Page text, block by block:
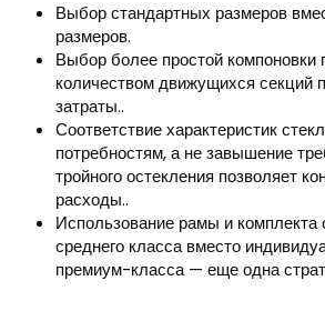
Выбор стандартных размеров
размеров.
Выбор более простой
количеством движущихся секций
затраты..
Соответствие характеристик
потребностям, а не завышение
тройного остекления позволяет
расходы..
Использование рамы и комплекта
среднего класса вместо
премиум-класса — еще одна